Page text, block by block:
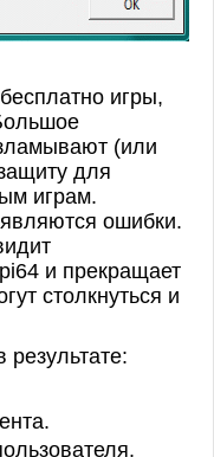
игры,
(или
для
играм.
ошибки.
и прекращает
столкнуться и